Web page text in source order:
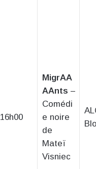
16h00
MigrAA
AAnts –
Comédi
e noire
de
Mateï
Visniec